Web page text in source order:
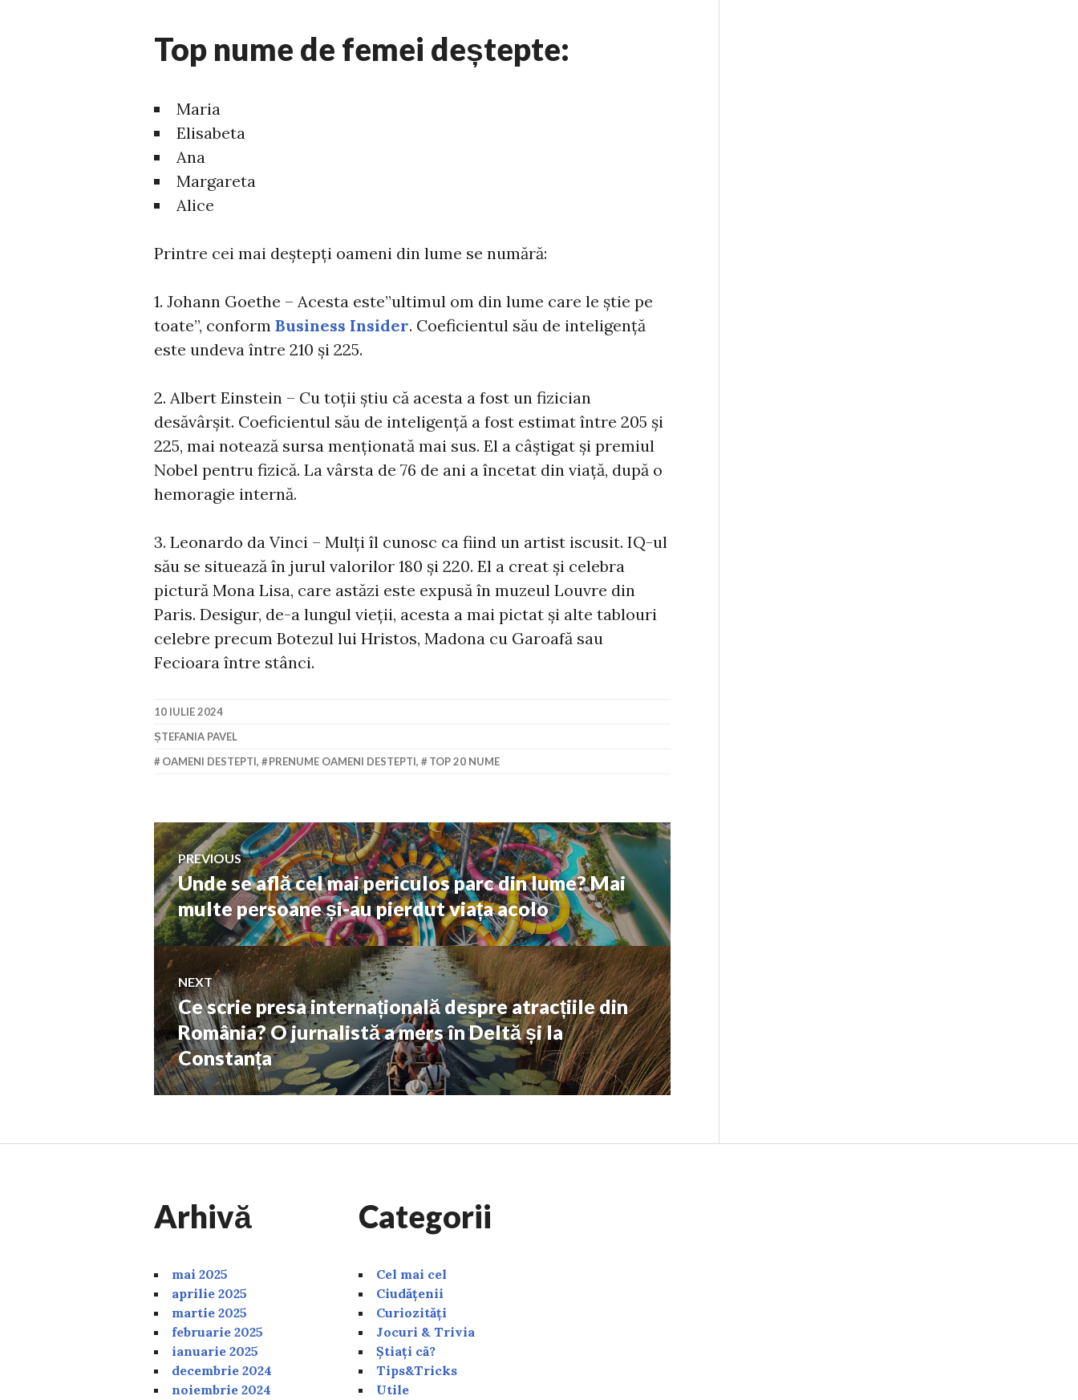
Top nume de femei deștepte:
Maria
Elisabeta
Ana
Margareta
Alice
Printre cei mai deștepți oameni din lume se numără:
1. Johann Goethe – Acesta este”ultimul om din lume care le știe pe
toate”, conform Business Insider. Coeficientul său de inteligență
este undeva între 210 și 225.
2. Albert Einstein – Cu toții știu că acesta a fost un fizician
desăvârșit. Coeficientul său de inteligență a fost estimat între 205 și
225, mai notează sursa menționată mai sus. El a câștigat și premiul
Nobel pentru fizică. La vârsta de 76 de ani a încetat din viață, după o
hemoragie internă.
3. Leonardo da Vinci – Mulți îl cunosc ca fiind un artist iscusit. IQ-ul
său se situează în jurul valorilor 180 și 220. El a creat și celebra
pictură Mona Lisa, care astăzi este expusă în muzeul Louvre din
Paris. Desigur, de-a lungul vieții, acesta a mai pictat și alte tablouri
celebre precum Botezul lui Hristos, Madona cu Garoafă sau
Fecioara între stânci.
10 IULIE 2024
ȘTEFANIA PAVEL
OAMENI DESTEPTI, PRENUME OAMENI DESTEPTI, TOP 20 NUME
Navigare
în
articole
PREVIOUS
Previous
post:
Unde se află cel mai periculos parc din lume? Mai
multe persoane și-au pierdut viața acolo
NEXT
Next
post:
Ce scrie presa internațională despre atracțiile din
România? O jurnalistă a mers în Deltă și la
Constanța
Arhivă
mai 2025
aprilie 2025
martie 2025
februarie 2025
ianuarie 2025
decembrie 2024
noiembrie 2024
Categorii
Cel mai cel
Ciudățenii
Curiozități
Jocuri & Trivia
Știați că?
Tips&Tricks
Utile